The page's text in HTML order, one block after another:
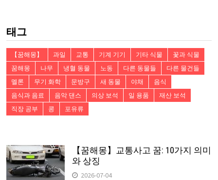
태그
【꿈해몽】 과일 교통 기계 기기 기타 식물
꽃과 식물
꿈해몽
나무 냉혈 동물 노동 다른 동물들
다른 물건들
멜론
무기 화학 문방구 새 동물 야채
음식
음식과 음료
음악 댄스 의상 보석 일 용품
재산 보석
직장 공부
콩 포유류
【꿈해몽】교통사고 꿈: 10가지 의미
와 상징
2026-07-04